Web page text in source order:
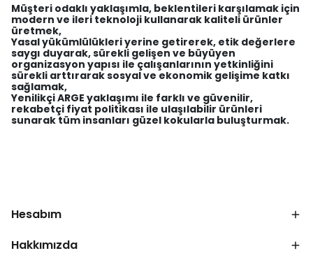
Müşteri odaklı yaklaşımla, beklentileri karşılamak için
modern ve ileri teknoloji kullanarak kaliteli ürünler
üretmek,
Yasal yükümlülükleri yerine getirerek, etik değerlere
saygı duyarak, sürekli gelişen ve büyüyen
organizasyon yapısı ile çalışanlarının yetkinliğini
sürekli arttırarak sosyal ve ekonomik gelişime katkı
sağlamak,
Yenilikçi ARGE yaklaşımı ile farklı ve güvenilir,
rekabetçi fiyat politikası ile ulaşılabilir ürünleri
sunarak tüm insanları güzel kokularla buluşturmak.
Hesabım
Hakkımızda